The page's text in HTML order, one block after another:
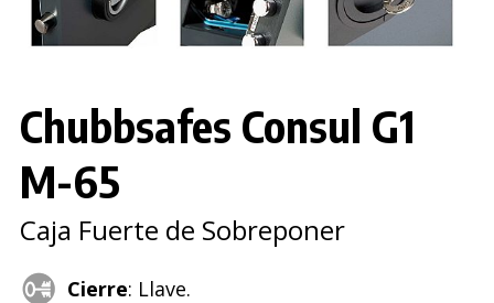
Chubbsafes Consul G1
M-65
Caja Fuerte de Sobreponer
Cierre: Llave.